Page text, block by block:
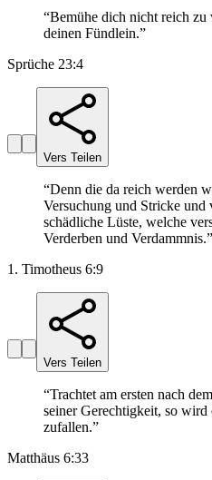
“Bemühe dich nicht reich zu
deinen Fündlein.”
Sprüche 23:4
Vers Teilen
“Denn die da reich werden
Versuchung und Stricke und
schädliche Lüste, welche
Verderben und Verdammnis.”
1. Timotheus 6:9
Vers Teilen
“Trachtet am ersten nach
seiner Gerechtigkeit, so wird
zufallen.”
Matthäus 6:33